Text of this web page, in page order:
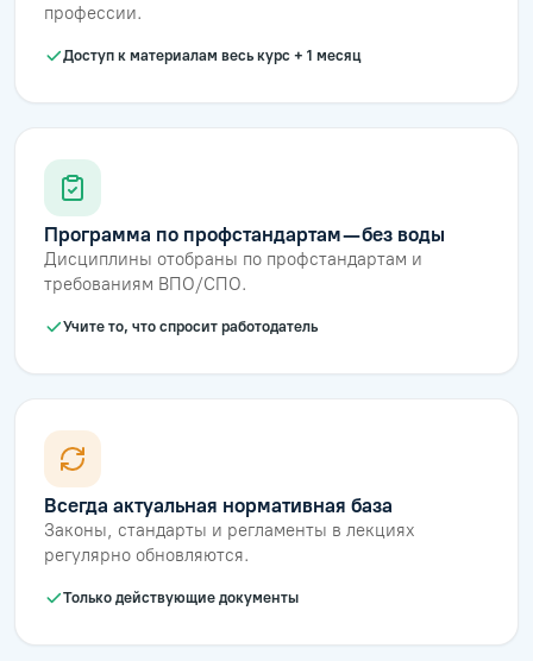
профессии.
Доступ к материалам весь курс + 1 месяц
Программа по профстандартам — без воды
Дисциплины отобраны по профстандартам и
требованиям ВПО/СПО.
Учите то, что спросит работодатель
Всегда актуальная нормативная база
Законы, стандарты и регламенты в лекциях
регулярно обновляются.
Только действующие документы